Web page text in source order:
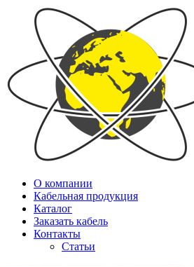
О компании
Кабельная продукция
Каталог
Заказать кабель
Контакты
Статьи